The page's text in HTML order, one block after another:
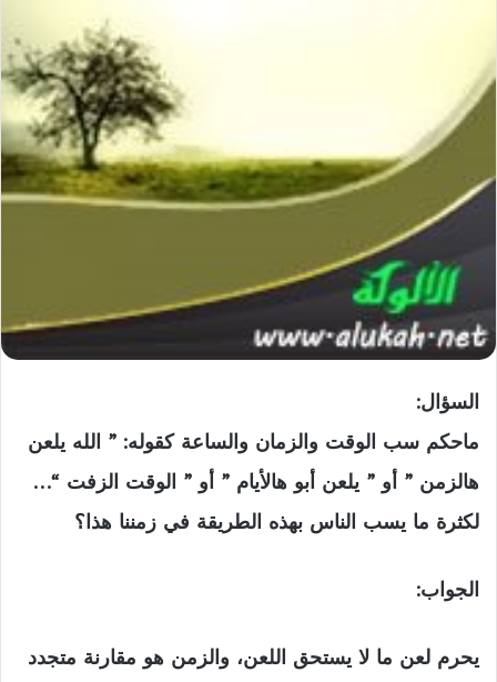
السؤال:
ماحكم سب الوقت والزمان والساعة كقوله: ” الله يلعن
هالزمن ” أو ” يلعن أبو هالأيام ” أو ” الوقت الزفت “…
لكثرة ما يسب الناس بهذه الطريقة في زمننا هذا؟
الجواب:
يحرم لعن ما لا يستحق اللعن، والزمن هو مقارنة متجدد